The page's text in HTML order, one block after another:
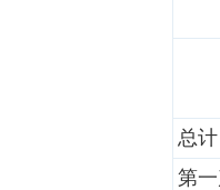
总计
第